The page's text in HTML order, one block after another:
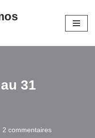
31
2 commentaires